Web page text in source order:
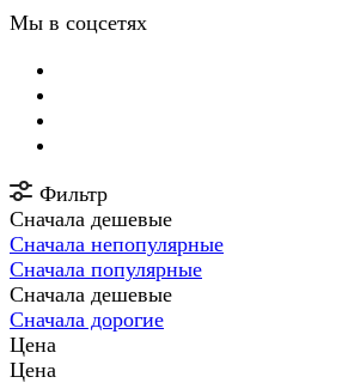
Мы в соцсетях
Фильтр
Сначала дешевые
Сначала непопулярные
Сначала популярные
Сначала дешевые
Сначала дорогие
Цена
Цена